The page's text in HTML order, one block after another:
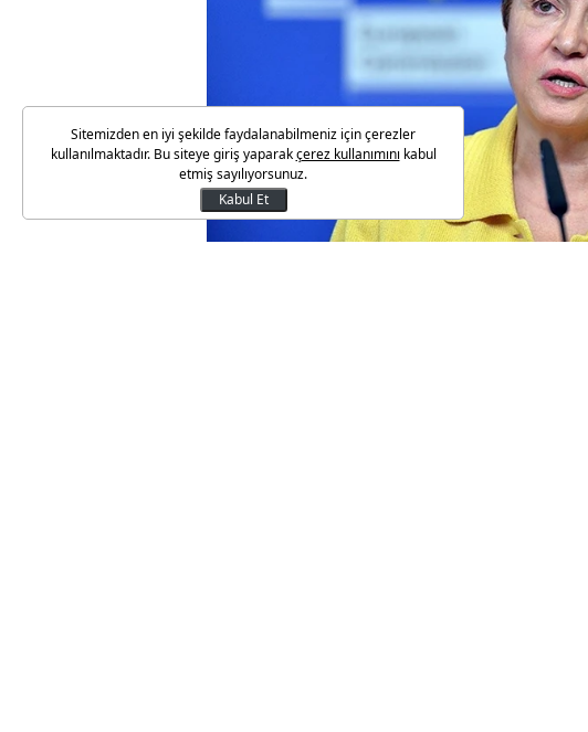
Sitemizden en iyi şekilde faydalanabilmeniz için çerezler
kullanılmaktadır. Bu siteye giriş yaparakçerez kullanımını kabul
etmiş sayılıyorsunuz.
Kabul Et